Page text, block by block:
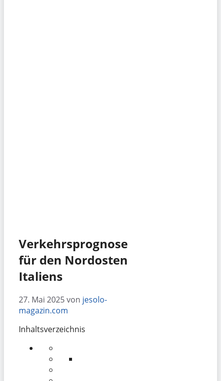
Verkehrsprognose
für den Nordosten
Italiens
27. Mai 2025von jesolo-
magazin.com
Inhaltsverzeichnis